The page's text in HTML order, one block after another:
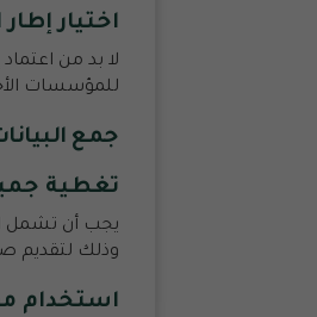
اختيار
لا بد من
للمؤسسات
جمع
تغطية
يجب أن تشمل
وذلك لتقديم
استخدام